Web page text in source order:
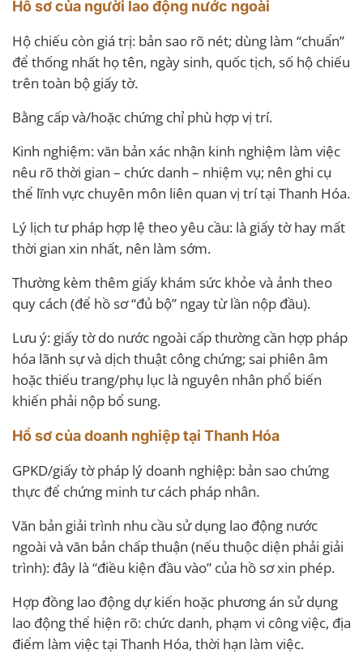
Hồ sơ của người lao động nước ngoài
Hộ chiếu còn giá trị: bản sao rõ nét; dùng làm “chuẩn”
để thống nhất họ tên, ngày sinh, quốc tịch, số hộ chiếu
trên toàn bộ giấy tờ.
Bằng cấp và/hoặc chứng chỉ phù hợp vị trí.
Kinh nghiệm: văn bản xác nhận kinh nghiệm làm việc
nêu rõ thời gian – chức danh – nhiệm vụ; nên ghi cụ
thể lĩnh vực chuyên môn liên quan vị trí tại Thanh Hóa.
Lý lịch tư pháp hợp lệ theo yêu cầu: là giấy tờ hay mất
thời gian xin nhất, nên làm sớm.
Thường kèm thêm giấy khám sức khỏe và ảnh theo
quy cách (để hồ sơ “đủ bộ” ngay từ lần nộp đầu).
Lưu ý: giấy tờ do nước ngoài cấp thường cần hợp pháp
hóa lãnh sự và dịch thuật công chứng; sai phiên âm
hoặc thiếu trang/phụ lục là nguyên nhân phổ biến
khiến phải nộp bổ sung.
Hồ sơ của doanh nghiệp tại Thanh Hóa
GPKD/giấy tờ pháp lý doanh nghiệp: bản sao chứng
thực để chứng minh tư cách pháp nhân.
Văn bản giải trình nhu cầu sử dụng lao động nước
ngoài và văn bản chấp thuận (nếu thuộc diện phải giải
trình): đây là “điều kiện đầu vào” của hồ sơ xin phép.
Hợp đồng lao động dự kiến hoặc phương án sử dụng
lao động thể hiện rõ: chức danh, phạm vi công việc, địa
điểm làm việc tại Thanh Hóa, thời hạn làm việc.